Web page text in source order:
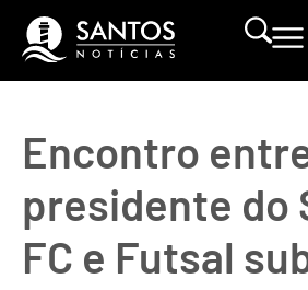
Encontro
presidente do
FC e Futsal